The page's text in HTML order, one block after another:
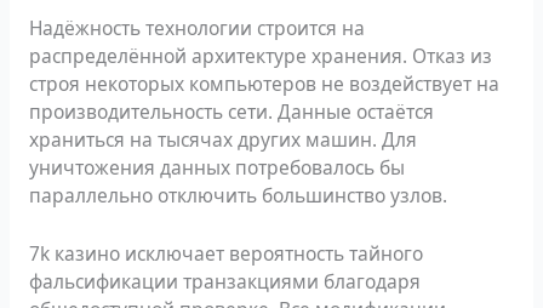
Надёжность технологии строится на
распределённой архитектуре хранения. Отказ из
строя некоторых компьютеров не воздействует на
производительность сети. Данные остаётся
храниться на тысячах других машин. Для
уничтожения данных потребовалось бы
параллельно отключить большинство узлов.
7k казино исключает вероятность тайного
фальсификации транзакциями благодаря